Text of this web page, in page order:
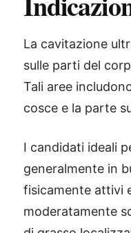
La cavitazione
sulle parti del
Tali aree
cosce e la parte
I candidati ideali
generalmente in
fisicamente attivi
moderatamente